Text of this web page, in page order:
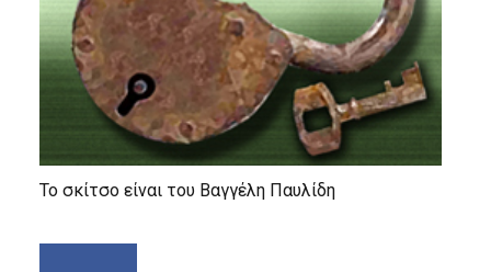
Το σκίτσο είναι του Βαγγέλη Παυλίδη